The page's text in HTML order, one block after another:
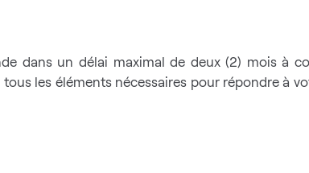
dans un délai maximal de deux (2) mois à
les éléments nécessaires pour répondre à